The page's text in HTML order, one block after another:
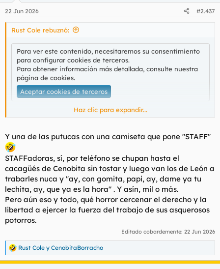
e
s
22 Jun 2026 #2.437
Rust Cole rebuznó:
Para ver este contenido, necesitaremos su consentimiento
para configurar cookies de terceros.
Para obtener información más detallada, consulte nuestra
página de cookies.
Aceptar cookies de terceros
Haz clic para expandir...
Y una de las putucas con una camiseta que pone "STAFF"
STAFFadoras, sí, por teléfono se chupan hasta el
cacagüés de Cenobita sin tostar y luego van los de León a
trabarles nuca y "ay, con gomita, papi, ay, dame ya tu
lechita, ay, que ya es la hora" . Y asín, mil o más.
Pero aún eso y todo, qué horror cercenar el derecho y la
libertad a ejercer la fuerza del trabajo de sus asquerosos
potorros.
Editado cobardemente: 22 Jun 2026
R
e
a
Rust Cole y CenobitaBorracho